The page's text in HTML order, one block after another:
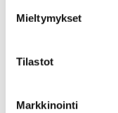
Mieltymykset
Tilastot
Markkinointi
Paprika Californian